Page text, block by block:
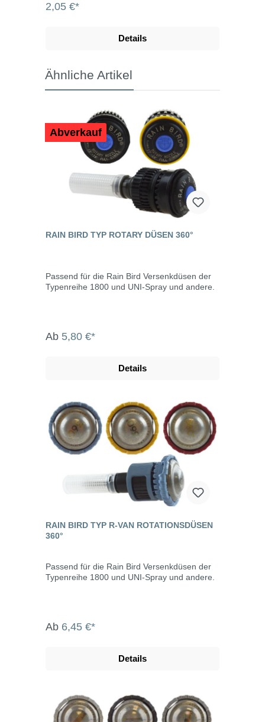
2,05 €*
Details
Ähnliche Artikel
Abverkauf
RAIN BIRD TYP ROTARY DÜSEN 360°
Passend für die Rain Bird Versenkdüsen der
Typenreihe 1800 und UNI-Spray und andere.
Ab 5,80 €*
Details
RAIN BIRD TYP R-VAN ROTATIONSDÜSEN
360°
Passend für die Rain Bird Versenkdüsen der
Typenreihe 1800 und UNI-Spray und andere.
Ab 6,45 €*
Details